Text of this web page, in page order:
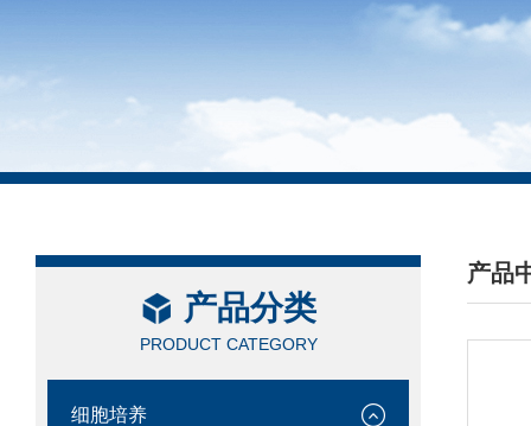
产品分类
PRODUCT CATEGORY
细胞培养
产品
/